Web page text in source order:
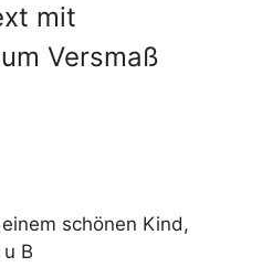
mit
Versmaß
schönen Kind,
B